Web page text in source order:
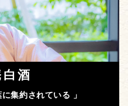
酒
集約されている 」